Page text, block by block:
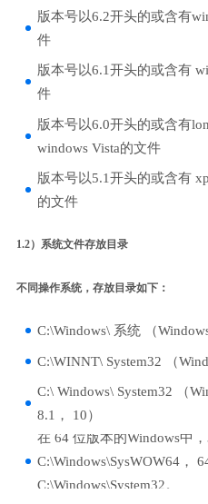
版本号以6.2开头的或含有
件
版本号以6.1开头的或含有
件
版本号以6.0开头的或含有
windows Vista的文件
版本号以5.1开头的或含有
的文件
1.2）系统文件存放目录
不同操作系统，存放目录如下：
C:\Windows\ 系统 （
C:\WINNT\ System32 （
C:\ Windows\ System32 （
8.1， 10）
在 64 位版本的Windows中
C:\Windows\SysWOW64，
C:\Windows\System32。